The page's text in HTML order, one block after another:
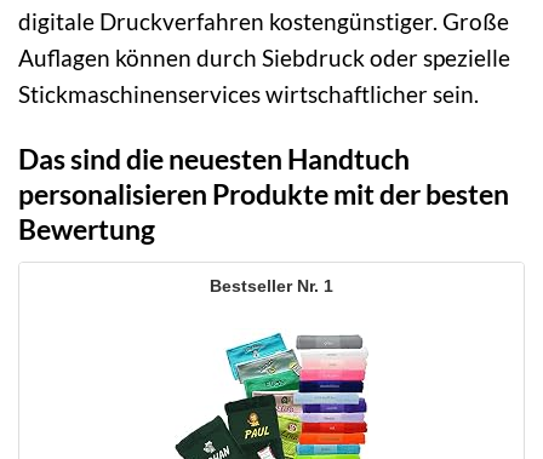
digitale Druckverfahren kostengünstiger. Große
Auflagen können durch Siebdruck oder spezielle
Stickmaschinenservices wirtschaftlicher sein.
Das sind die neuesten Handtuch
personalisieren Produkte mit der besten
Bewertung
1